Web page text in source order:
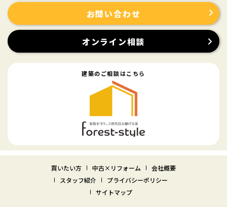
お問い合わせ
オンライン相談
建築のご相談はこちら
買いたい方 中古×リフォーム
会社概要
スタッフ紹介
プライバシーポリシー
サイトマップ